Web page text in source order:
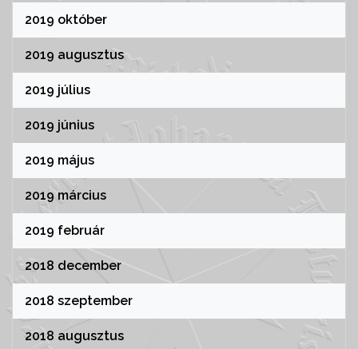
2019 október
2019 augusztus
2019 július
2019 június
2019 május
2019 március
2019 február
2018 december
2018 szeptember
2018 augusztus